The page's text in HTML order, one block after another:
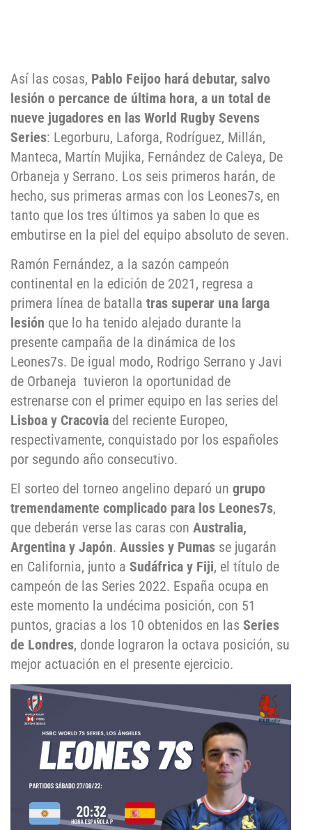
Así las cosas, Pablo Feijoo hará debutar, salvo
lesión o percance de última hora, a un total de
nueve jugadores en las World Rugby Sevens
Series: Legorburu, Laforga, Rodríguez, Millán,
Manteca, Martín Mujika, Fernández de Caleya, De
Orbaneja y Serrano. Los seis primeros harán, de
hecho, sus primeras armas con los Leones7s, en
tanto que los tres últimos ya saben lo que es
embutirse en la piel del equipo absoluto de seven.
Ramón Fernández, a la sazón campeón
continental en la edición de 2021, regresa a
primera línea de batalla tras superar una larga
lesión que lo ha tenido alejado durante la
presente campaña de la dinámica de los
Leones7s. De igual modo, Rodrigo Serrano y Javi
de Orbaneja tuvieron la oportunidad de
estrenarse con el primer equipo en las series del
Lisboa y Cracovia del reciente Europeo,
respectivamente, conquistado por los españoles
por segundo año consecutivo.
El sorteo del torneo angelino deparó un grupo
tremendamente complicado para los Leones7s,
que deberán verse las caras con Australia,
Argentina y Japón. Aussies y Pumas se jugarán
en California, junto a Sudáfrica y Fiji, el título de
campeón de las Series 2022. España ocupa en
este momento la undécima posición, con 51
puntos, gracias a los 10 obtenidos en las Series
de Londres, donde lograron la octava posición, su
mejor actuación en el presente ejercicio.